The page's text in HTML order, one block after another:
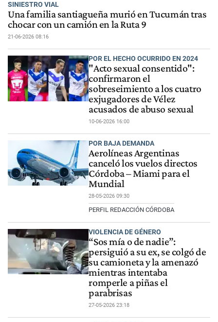
SINIESTRO VIAL
Una familia santiagueña murió en Tucumán tras
chocar con un camión en la Ruta 9
21-06-2026 08:16
POR EL HECHO OCURRIDO EN 2024
"Acto sexual consentido":
confirmaron el
sobreseimiento a los cuatro
exjugadores de Vélez
acusados de abuso sexual
10-06-2026 16:00
POR BAJA DEMANDA
Aerolíneas Argentinas
canceló los vuelos directos
Córdoba – Miami para el
Mundial
28-05-2026 09:30
PERFIL REDACCIÓN CÓRDOBA
VIOLENCIA DE GÉNERO
“Sos mía o de nadie”:
persiguió a su ex, se colgó de
su camioneta y la amenazó
mientras intentaba
romperle a piñas el
parabrisas
27-05-2026 23:18